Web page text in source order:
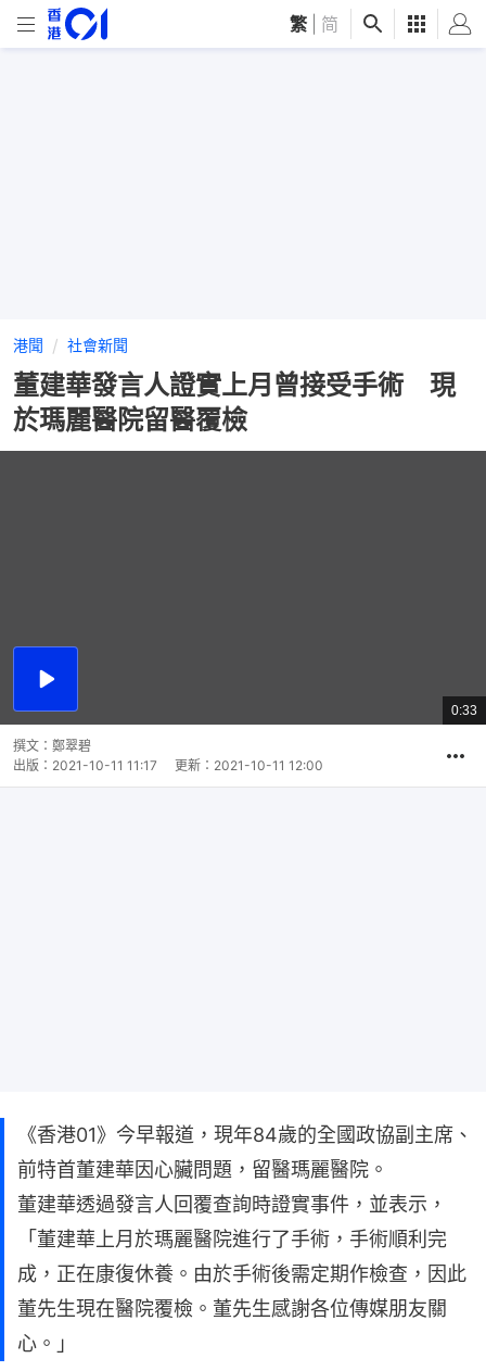
繁 简
港聞 社會新聞
董建華發言人證實上月曾接受手術 現
於瑪麗醫院留醫覆檢
播
總
共
0:33
撰文： 鄭翠碧
出版： 2021-10-11 11:17 更新： 2021-10-11 12:00
《香港01》今早報道，現年84歲的全國政協副主席、
前特首董建華因心臟問題，留醫瑪麗醫院。
董建華透過發言人回覆查詢時證實事件，並表示，
「董建華上月於瑪麗醫院進行了手術，手術順利完
成，正在康復休養。由於手術後需定期作檢查，因此
董先生現在醫院覆檢。董先生感謝各位傳媒朋友關
心。」